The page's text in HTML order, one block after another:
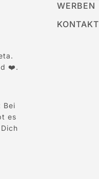
❤️.
Bei
es
WERBEN
KONTAKT